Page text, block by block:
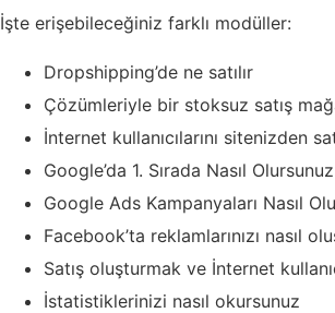
İşte erişebileceğiniz farklı modüller:
Dropshipping’de ne satılır
Çözümleriyle bir stoksuz satış
İnternet kullanıcılarını sitenizden
Google’da 1. Sırada Nasıl Olursunuz
Google Ads Kampanyaları Nasıl
Facebook’ta reklamlarınızı nasıl
Satış oluşturmak ve İnternet
İstatistiklerinizi nasıl okursunuz